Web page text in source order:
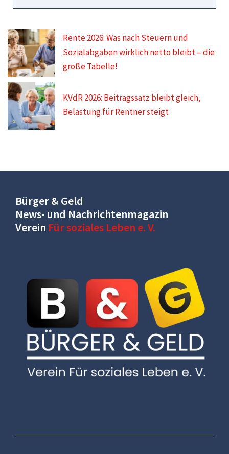
Rente 2026: Was nach Steuern und
Sozialabgaben wirklich netto bleibt – die
große Tabelle!
KVdR 2026: Beitragssatz bleibt gleich,
Belastung für Rentner steigt
Bürger & Geld
News- und Nachrichtenmagazin
Verein Für soziales Leben e. V.